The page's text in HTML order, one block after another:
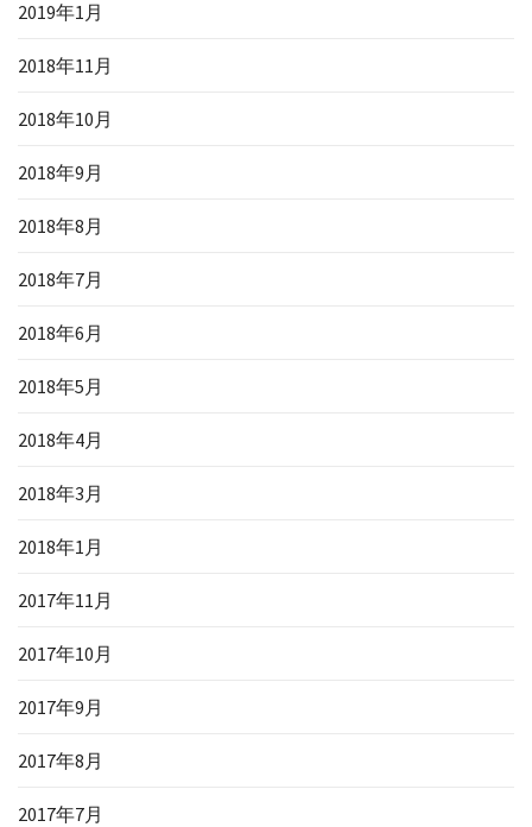
2019年1月
2018年11月
2018年10月
2018年9月
2018年8月
2018年7月
2018年6月
2018年5月
2018年4月
2018年3月
2018年1月
2017年11月
2017年10月
2017年9月
2017年8月
2017年7月